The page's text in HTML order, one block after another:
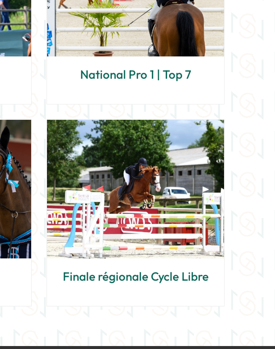
National Pro 1 | Top 7
Finale régionale Cycle Libre